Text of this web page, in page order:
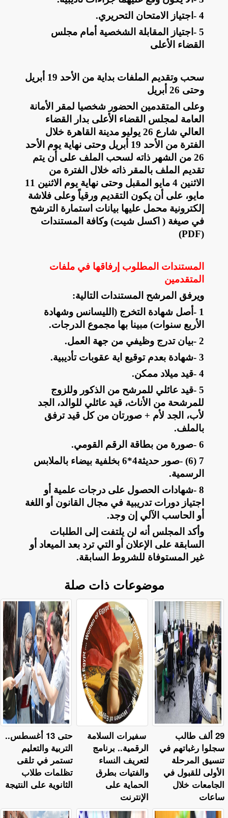
4
- اجتياز الامتحان التحريري.
5
- اجتياز المقابلة الشخصية أمام مجلس
القضاء الأعلى
سحب وتقديم الملفات بداية من الأحد 19 أبريل
وحتى 26 أبريل
وعلى المتقدمين الحضور شخصيا لمقر الأمانة
العامة لمجلس القضاء الأعلى بدار القضاء
العالي شارع 26 يوليو مدينة القاهرة خلال
الفترة من الأحد 19 أبريل وحتى نهاية يوم الأحد
26 من الشهر ذاته لسحب الملف على أن يتم
تقديم الملف بالمقر ذاته خلال الفترة من
الاثنين 4 مايو المقبل وحتى نهاية يوم الاثنين 11
مايو، على أن يكون التقديم ورقياً وعلى فلاشة
إلكترونية محمل عليها بيانات استمارة الترشح
في صيغة ( اكسل شيت) وكافة المستندات
(PDF)
المستندات المطلوب إرفاقها في ملفات
المتقدمين
ويرفق المرشح المستندات التالية:
1
- أصل شهادة التخرج (الليسانس وشهادة
الأربع سنوات) مبينا بها مجموع الدرجات.
2
-بيان تدرج وظيفي من جهة العمل.
3
-شهادة بعدم توقيع اية عقوبات تأديبية.
4
-قيد ميلاد ممكن.
5
-قيد عائلي للمرشح من الذكور وللزوج
للمرشحة من الأناث، قيد عائلي للوالد، الجد
لأب، الجد لأم + صورتان من كل قيد ترفق
بالملف.
6
-صورة من بطاقة الرقم القومي.
7
- (6)
صور حديثة4*6 بخلفية بيضاء بالملابس
الرسمية.
8
-شهادات الحصول على درجات علمية أو
اجتياز دورات تدريبية في مجال القانون أو اللغة
أو الحاسب الآلي إن وجد.
وأكد المجلس أنه لن يلتفت إلى الطلبات
السابقة على الإعلان أو التي ترد بعد الميعاد أو
غير المستوفاة للشروط السابقة.
موضوعات ذات صلة
حتى 13 أغسطس..
التربية والتعليم
تستمر في تلقى
تظلمات طلاب
الثانوية على النتيجة
سفيرات السلامة
الرقمية.. برنامج
لتعريف النساء
والفتيات بطرق
الحماية على
الإنترنت
29 ألف طالب
سجلوا رغباتهم في
تنسيق المرحلة
الأولى للقبول في
الجامعات خلال
ساعات